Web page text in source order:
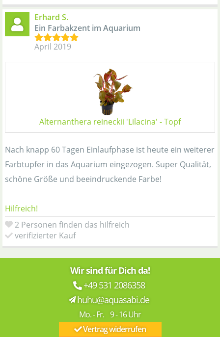
Erhard S.
Ein Farbakzent im Aquarium
April 2019
Alternanthera reineckii 'Lilacina' - Topf
Nach knapp 60 Tagen Einlaufphase ist heute ein weiterer
Farbtupfer in das Aquarium eingezogen. Super Qualität,
schöne Größe und beeindruckende Farbe!
Hilfreich!
2 Personen finden das hilfreich
verifizierter Kauf
Wir sind für Dich da!
+49 531 2086358
huhu@aquasabi.de
Mo. - Fr. 9 - 16 Uhr
Vertrag widerrufen